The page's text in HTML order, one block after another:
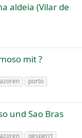
aldeia (Vilar de
mit ?
azoren
porto
und Sao Bras
azoren
gesperrt